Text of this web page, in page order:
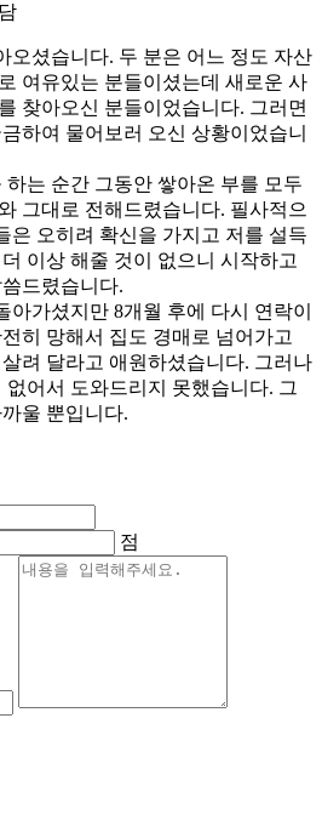
오셨습니다. 두 분은 어느 정도 자산
여유있는 분들이셨는데 새로운 사
찾아오신 분들이었습니다. 그러면
하여 물어보러 오신 상황이었습니
는 순간 그동안 쌓아온 부를 모두
그대로 전해드렸습니다. 필사적으
은 오히려 확신을 가지고 저를 설득
이상 해줄 것이 없으니 시작하고
드렸습니다.
아가셨지만 8개월 후에 다시 연락이
히 망해서 집도 경매로 넘어가고
려 달라고 애원하셨습니다. 그러나
어서 도와드리지 못했습니다. 그
울 뿐입니다.
점